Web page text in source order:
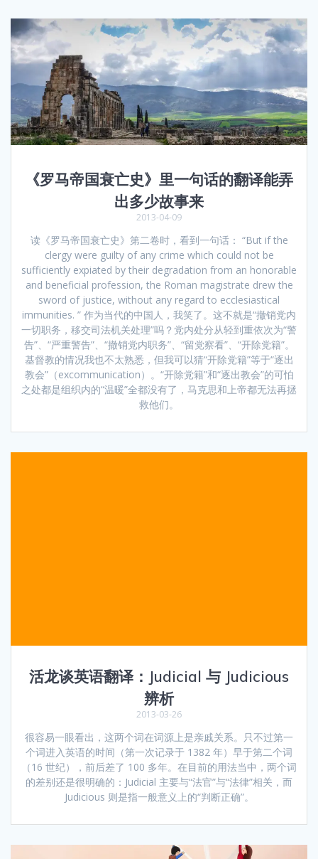
《罗马帝国衰亡史》里一句话的翻译能弄
出多少故事来
2013-04-09
读《罗马帝国衰亡史》第二卷时，看到一句话： “But if the
clergy were guilty of any crime which could not be
sufficiently expiated by their degradation from an honorable
and beneficial profession, the Roman magistrate drew the
sword of justice, without any regard to ecclesiastical
immunities. ” 作为当代的中国人，我笑了。这不就是“撤销党内
一切职务，移交司法机关处理”吗？党内处分从轻到重依次为“警
告”、“严重警告”、“撤销党内职务”、“留党察看”、“开除党籍”。
基督教的情况我也不太熟悉，但我可以猜“开除党籍”等于“逐出
教会”（excommunication）。“开除党籍”和“逐出教会”的可怕
之处都是组织内的“温暖”全都没有了，马克思和上帝都无法再拯
救他们。
活龙谈英语翻译：Judicial 与 Judicious
辨析
2013-03-26
很容易一眼看出，这两个词在词源上是亲戚关系。只不过第一
个词进入英语的时间（第一次记录于 1382 年）早于第二个词
（16 世纪），前后差了 100 多年。在目前的用法当中，两个词
的差别还是很明确的：Judicial 主要与“法官”与“法律”相关，而
Judicious 则是指一般意义上的“判断正确”。